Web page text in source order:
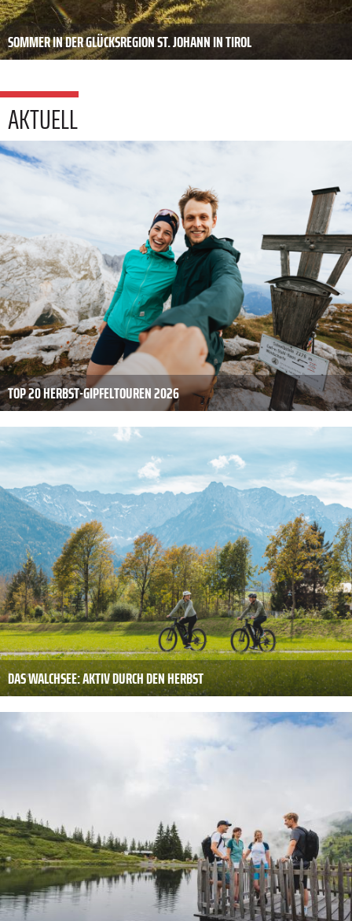
SOMMER IN DER GLÜCKSREGION ST. JOHANN IN TIROL
AKTUELL
TOP 20 HERBST-GIPFELTOUREN 2026
DAS WALCHSEE: AKTIV DURCH DEN HERBST